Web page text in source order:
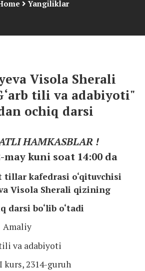
Yangiliklar
Visola Sherali
tili va adabiyoti"
ochiq darsi
HAMKASBLAR !
may kuni soat 14:00 da
tillar kafedrasi o‘qituvchisi
Visola Sherali qizining
darsi bo‘lib o‘tadi
Amaliy
tili va adabiyoti
kurs, 2314-guruh